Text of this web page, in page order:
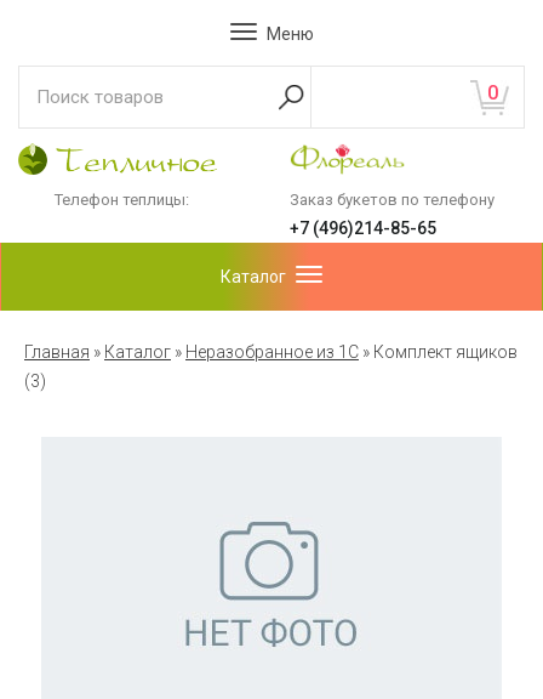
Меню
0
Телефон теплицы: Заказ букетов по телефону
+7 (496)214-85-65
Каталог
Главная » Каталог » Неразобранное из 1С » Комплект ящиков
(3)